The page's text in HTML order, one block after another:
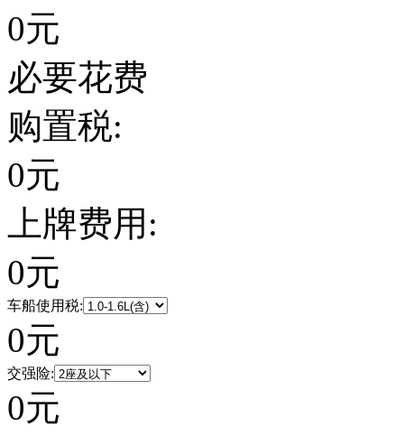
0元
必要花费
购置税:
0元
上牌费用:
0元
车船使用税:
0元
交强险:
0元